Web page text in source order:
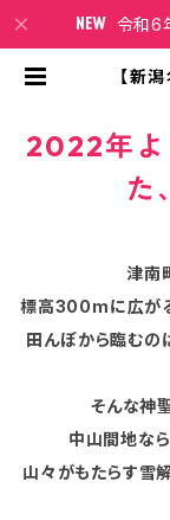
令和6
【新
2022年よ
た
津南
標高300mに広がる
田んぼから臨むの
そんな神
中山間地な
山々がもたらす雪